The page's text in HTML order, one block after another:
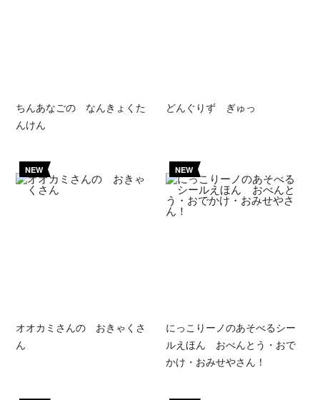
ちんあなごの なんきょくた
んけん
どんぐりず ぎゅっ
NEW
オオカミさんの おきゃくさ
ん
NEW
にっこりーノのあそべるシー
ルえほん おべんとう・おで
かけ・おみせやさん！